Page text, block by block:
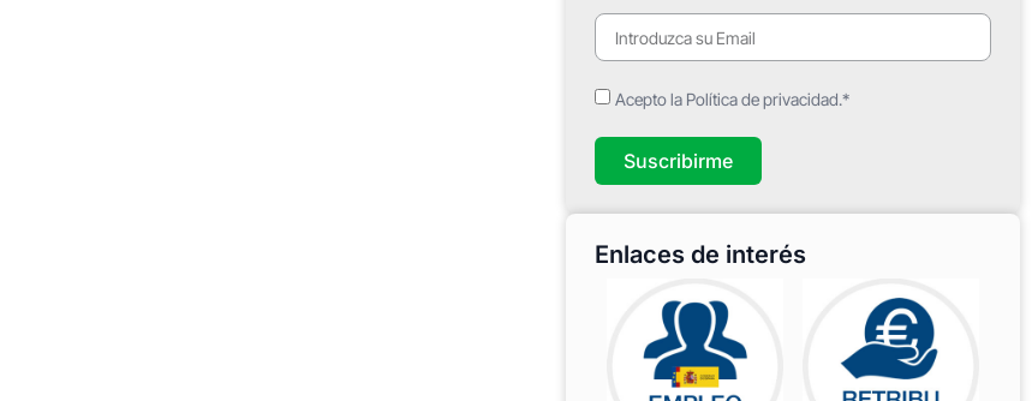
Acepto la Política de privacidad.*
Suscribirme
Enlaces de interés